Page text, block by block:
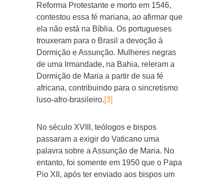
Reforma Protestante e morto em 1546,
contestou essa fé mariana, ao afirmar que
ela não está na Bíblia. Os portugueses
trouxeram para o Brasil a devoção à
Dormição e Assunção. Mulheres negras
de uma Irmandade, na Bahia, releram a
Dormição de Maria a partir de sua fé
africana, contribuindo para o sincretismo
luso-afro-brasileiro.[3]
No século XVIII, teólogos e bispos
passaram a exigir do Vaticano uma
palavra sobre a Assunção de Maria. No
entanto, foi somente em 1950 que o Papa
Pio XII, após ter enviado aos bispos um